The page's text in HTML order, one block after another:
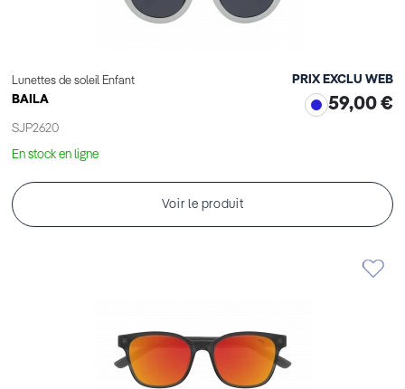
Lunettes de soleil Enfant
BAILA
SJP2620
PRIX EXCLU WEB
59,00 €
En stock en ligne
Voir le produit